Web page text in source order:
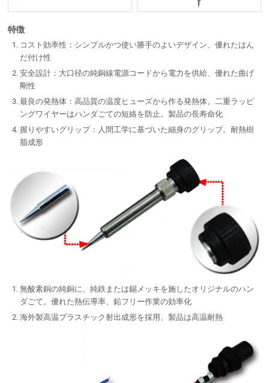
特徴
コスト効率性：シンプルかつ使い勝手のよいデザイン、優れたはん
だ付け性
安全設計：大口径の純銅線電源コードから電力を供給、優れた曲げ
剛性
最良の発熱体：高品質の温度ヒューズから作る発熱体。二重ラッピ
ングワイヤーはハンダごての短絡を防止。製品の長寿命化
握りやすいグリップ：人間工学に基づいた細身のグリップ。耐熱樹
脂成形
無酸素銅の純銅に、純鉄または錫メッキを施したオリジナルのハン
ダごて。優れた熱伝導率、鉛フリー作業の効率化
海外製高温プラスチック射出成形を採用、製品は高温耐熱